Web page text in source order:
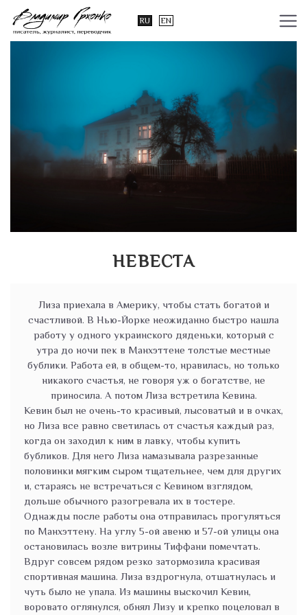
RU EN
НЕВЕСТА
Лиза приехала в Америку, чтобы стать богатой и
счастливой. В Нью-Йорке неожиданно быстро нашла
работу у одного украинского дяденьки, который с
утра до ночи пек в Манхэттене толстые местные
бублики. Работа ей, в общем-то, нравилась, но только
никакого счастья, не говоря уж о богатстве, не
приносила. А потом Лиза встретила Кевина.
Кевин был не очень-то красивый, лысоватый и в очках,
но Лиза все равно светилась от счастья каждый раз,
когда он заходил к ним в лавку, чтобы купить
бубликов. Для него Лиза намазывала разрезанные
половинки мягким сыром тщательнее, чем для других
и, стараясь не встречаться с Кевином взглядом,
дольше обычного разогревала их в тостере.
Однажды после работы она отправилась прогуляться
по Манхэттену. На углу 5-ой авеню и 57-ой улицы она
остановилась возле витрины Тиффани помечтать.
Вдруг совсем рядом резко затормозила красивая
спортивная машина. Лиза вздрогнула, отшатнулась и
чуть было не упала. Из машины выскочил Кевин,
воровато оглянулся, обнял Лизу и крепко поцеловал в